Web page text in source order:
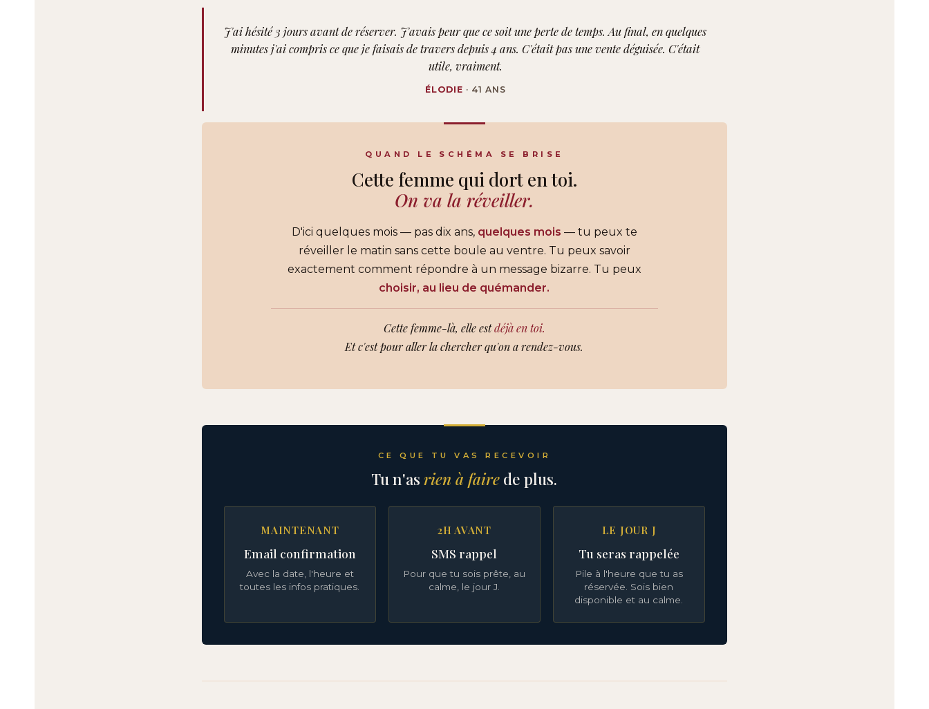
J'ai hésité 3 jours avant de réserver. J'avais peur que ce soit une perte de temps. Au final, en quelques
minutes j'ai compris ce que je faisais de travers depuis 4 ans. C'était pas une vente déguisée. C'était
utile, vraiment.
ÉLODIE · 41 ANS
QUAND LE SCHÉMA SE BRISE
Cette femme qui dort en toi.
On va la réveiller.
D'ici quelques mois — pas dix ans, quelques mois — tu peux te
réveiller le matin sans cette boule au ventre. Tu peux savoir
exactement comment répondre à un message bizarre. Tu peux
choisir, au lieu de quémander.
Cette femme-là, elle estdéjà en toi.
Et c'est pour aller la chercher qu'on a rendez-vous.
CE QUE TU VAS RECEVOIR
Tu n'asrien à faire de plus.
MAINTENANT
Email confirmation
Avec la date, l'heure et
toutes les infos pratiques.
2H AVANT
SMS rappel
Pour que tu sois prête, au
calme, le jour J.
LE JOUR J
Tu seras rappelée
Pile à l'heure que tu as
réservée. Sois bien
disponible et au calme.